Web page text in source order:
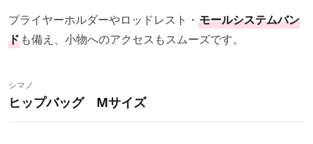
プライヤーホルダーやロッドレスト・ モールシステムバン
ドも備え、小物へのアクセスもスムーズです。
シマノ
ヒップバッグ Mサイズ